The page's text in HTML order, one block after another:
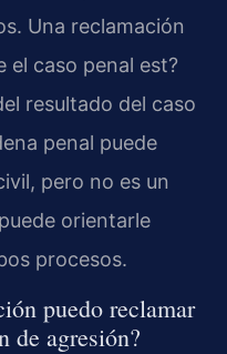
Una reclamación
el caso penal est?
resultado del caso
penal puede
pero no es un
orientarle
procesos.
puedo reclamar
de agresión?